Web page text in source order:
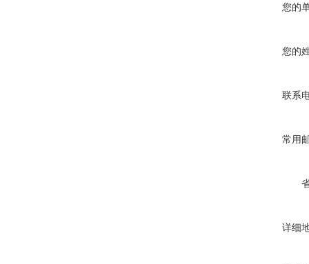
您的
您的
联系
常用
详细